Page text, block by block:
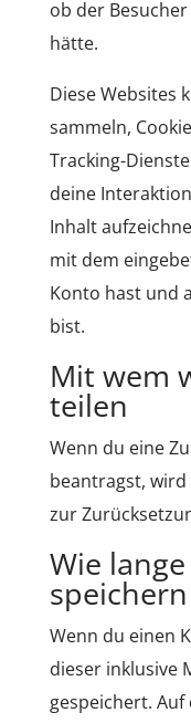
ob der
hätte.
Diese Websites
sammeln,
Tracking-
deine
Inhalt
mit dem
Konto hast und
bist.
Mit wem
teilen
Wenn du eine
beantragst, wird
zur
Wie
speichern
Wenn du einen
dieser inklusive
gespeichert.